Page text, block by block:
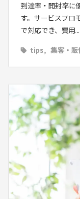
到達率・開封率に
す。サービスプロ
で対応でき、費用...
tips
集客・販